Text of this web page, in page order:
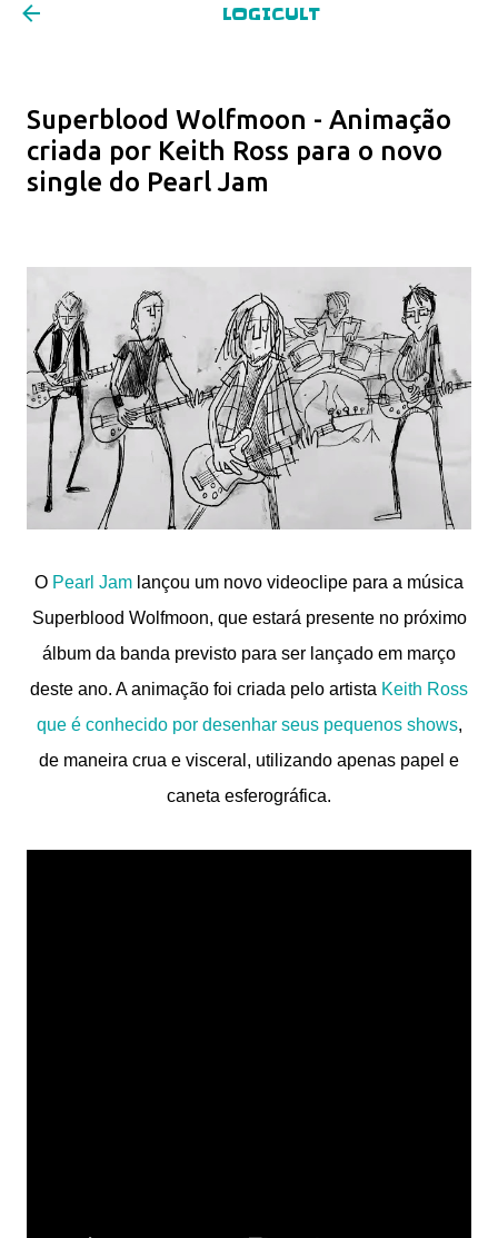
LOGICULT
Superblood Wolfmoon - Animação
criada por Keith Ross para o novo
single do Pearl Jam
O Pearl Jam lançou um novo videoclipe para a música
Superblood Wolfmoon, que estará presente no próximo
álbum da banda previsto para ser lançado em março
deste ano. A animação foi criada pelo artista Keith Ross
que é conhecido por desenhar seus pequenos shows,
de maneira crua e visceral, utilizando apenas papel e
caneta esferográfica.